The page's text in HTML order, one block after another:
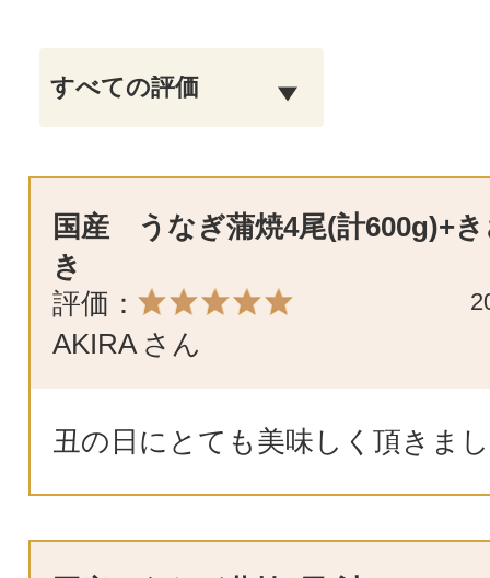
国産 うなぎ蒲焼4尾(計600g)+き
き
評価：
AKIRA さん
丑の日にとても美味しく頂きま